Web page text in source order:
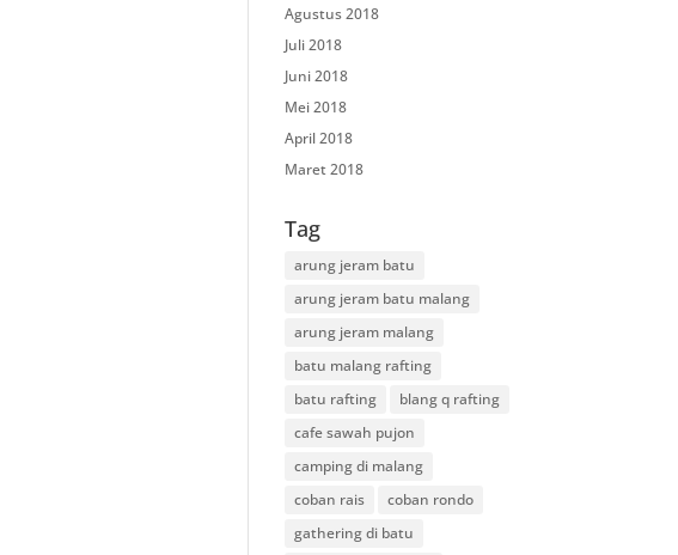
Agustus 2018
Juli 2018
Juni 2018
Mei 2018
April 2018
Maret 2018
Tag
arung jeram batu
arung jeram batu malang
arung jeram malang
batu malang rafting
batu rafting
blang q rafting
cafe sawah pujon
camping di malang
coban rais
coban rondo
gathering di batu